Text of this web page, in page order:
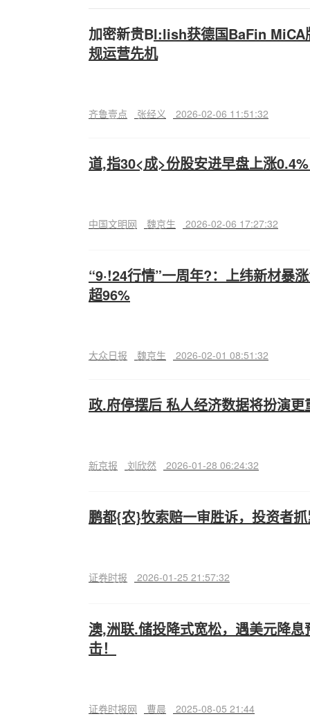
加密新贵Bl:lish获德国BaFin MiCA
规运营先机
齐鲁壹点 张经义 2026-02-06 11:51:32
道,指30<成>份股安进早盘上涨
中国文明网 魏京生 2026-02-06 17:27:32
“9·!24行情”一周年?：上纬新材暴
超96%
大众日报 魏京生 2026-02-01 08:51:32
政.府停摆后 私人经济数据将扮演更
新京报 刘欣然 2026-01-28 06:24:32
鹏都{农}牧索赔一审胜诉，投资者
证券时报 2026-01-25 21:57:32
澳,洲联.储投降式宽松，遇美元降
击！
证券时报网 曹晨 2025-08-05 21:44